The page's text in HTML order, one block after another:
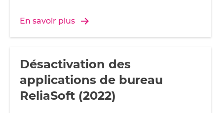
En savoir plus
Désactivation des
applications de bureau
ReliaSoft (2022)